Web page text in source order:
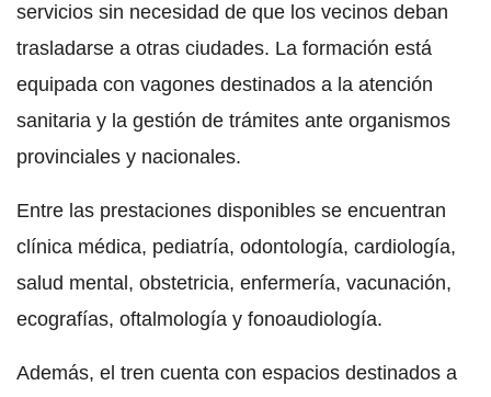
servicios sin necesidad de que los vecinos deban
trasladarse a otras ciudades. La formación está
equipada con vagones destinados a la atención
sanitaria y la gestión de trámites ante organismos
provinciales y nacionales.
Entre las prestaciones disponibles se encuentran
clínica médica, pediatría, odontología, cardiología,
salud mental, obstetricia, enfermería, vacunación,
ecografías, oftalmología y fonoaudiología.
Además, el tren cuenta con espacios destinados a